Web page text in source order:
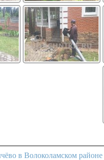
в Волоколамском районе